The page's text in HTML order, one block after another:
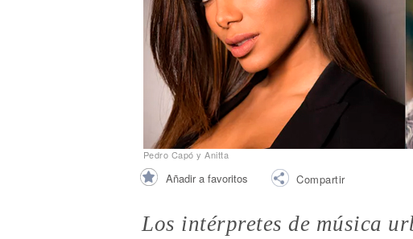
Pedro Capó y Anitta
Añadir a favoritos Compartir
Los intérpretes de música